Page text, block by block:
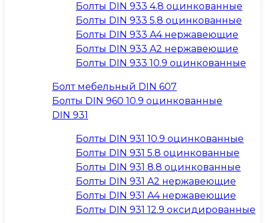
Болты DIN 933 4.8 оцинкованные
Болты DIN 933 5.8 оцинкованные
Болты DIN 933 A4 нержавеющие
Болты DIN 933 A2 нержавеющие
Болты DIN 933 10.9 оцинкованные
Болт мебельный DIN 607
Болты DIN 960 10.9 оцинкованные
DIN 931
Болты DIN 931 10.9 оцинкованные
Болты DIN 931 5.8 оцинкованные
Болты DIN 931 8.8 оцинкованные
Болты DIN 931 A2 нержавеющие
Болты DIN 931 A4 нержавеющие
Болты DIN 931 12.9 оксидированные